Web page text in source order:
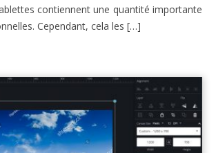
contiennent une quantité importante
Cependant, cela les […]